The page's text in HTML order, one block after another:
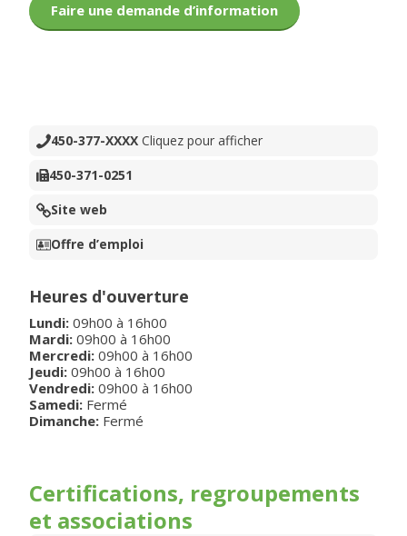
Faire une demande d’information
450-377-XXXX Cliquez pour afficher
450-371-0251
Site web
Offre d’emploi
Heures d'ouverture
Lundi: 09h00 à 16h00
Mardi: 09h00 à 16h00
Mercredi: 09h00 à 16h00
Jeudi: 09h00 à 16h00
Vendredi: 09h00 à 16h00
Samedi: Fermé
Dimanche: Fermé
Certifications, regroupements
et associations